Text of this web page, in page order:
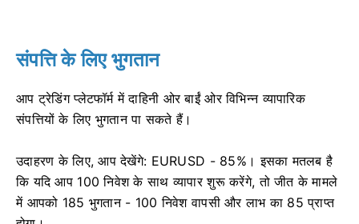
संपत्ति के लिए भुगतान
आप ट्रेडिंग प्लेटफॉर्म में दाहिनी ओर बाईं ओर विभिन्न व्यापारिक
संपत्तियों के लिए भुगतान पा सकते हैं।
उदाहरण के लिए, आप देखेंगे: EURUSD - 85%।इसका मतलब है
कि यदि आप 100 निवेश के साथ व्यापार शुरू करेंगे, तो जीत के मामले
में आपको 185 भुगतान - 100 निवेश वापसी और लाभ का 85 प्राप्त